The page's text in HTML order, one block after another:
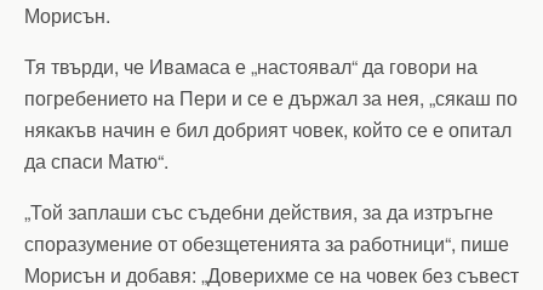
Морисън.
Тя твърди, че Ивамаса е „настоявал“ да говори на
погребението на Пери и се е държал за нея, „сякаш по
някакъв начин е бил добрият човек, който се е опитал
да спаси Матю“.
„Той заплаши със съдебни действия, за да изтръгне
споразумение от обезщетенията за работници“, пише
Морисън и добавя: „Доверихме се на човек без съвест